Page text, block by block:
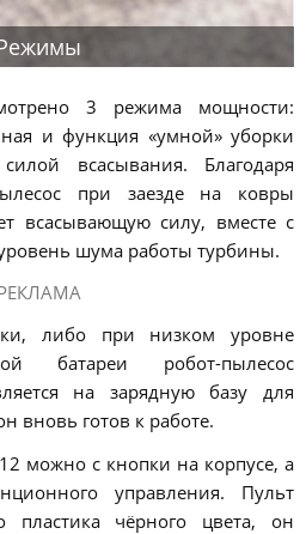
3 режима мощности:
и функция «умной» уборки
всасывания. Благодаря
при заезде на ковры
всасывающую силу, вместе с
шума работы турбины.
либо при низком уровне
батареи робот-пылесос
на зарядную базу для
вновь готов к работе.
можно с кнопки на корпусе, а
управления. Пульт
пластика чёрного цвета, он